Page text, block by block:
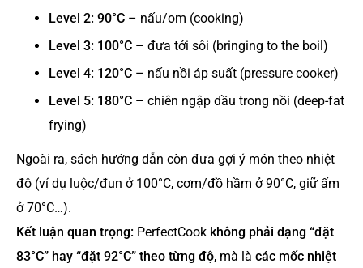
Level 2: 90°C – nấu/om (cooking)
Level 3: 100°C – đưa tới sôi (bringing to the boil)
Level 4: 120°C – nấu nồi áp suất (pressure cooker)
Level 5: 180°C – chiên ngập dầu trong nồi (deep-fat
frying)
Ngoài ra, sách hướng dẫn còn đưa gợi ý món theo nhiệt
độ (ví dụ luộc/đun ở 100°C, cơm/đồ hầm ở 90°C, giữ ấm
ở 70°C…).
Kết luận quan trọng: PerfectCook không phải dạng “đặt
83°C” hay “đặt 92°C” theo từng độ, mà là các mốc nhiệt